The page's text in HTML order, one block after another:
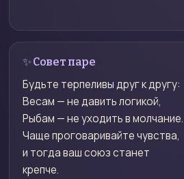
✨ Совет паре
Будьте терпеливы друг к другу:
Весам — не давить логикой,
Рыбам — не уходить в молчание.
Чаще проговаривайте чувства,
и тогда ваш союз станет
крепче.